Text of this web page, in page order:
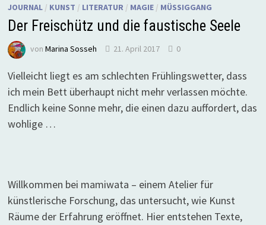
JOURNAL/ KUNST / LITERATUR / MAGIE/ MÜSSIGGANG
Der Freischütz und die faustische Seele
von Marina Sosseh 21. April 2017 0
Vielleicht liegt es am schlechten Frühlingswetter, dass
ich mein Bett überhaupt nicht mehr verlassen möchte.
Endlich keine Sonne mehr, die einen dazu auffordert, das
wohlige …
Willkommen bei mamiwata – einem Atelier für
künstlerische Forschung, das untersucht, wie Kunst
Räume der Erfahrung eröffnet. Hier entstehen Texte,